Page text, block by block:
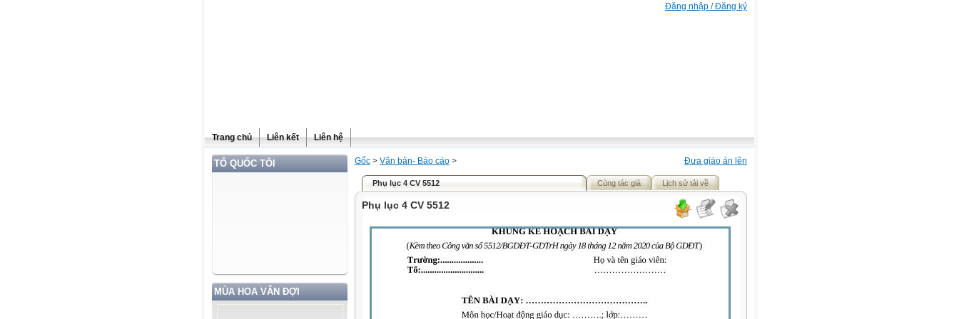
Đăng nhập / Đăng ký
Trang chủ Liên kết Liên hệ
TỔ QUỐC TÔI
MÙA HOA VẪN ĐỢI
Đưa giáo án lên
Gốc > Văn bản- Báo cáo >
Phụ lục 4 CV 5512 Cùng tác giả Lịch sử tải về
Phụ lục 4 CV 5512